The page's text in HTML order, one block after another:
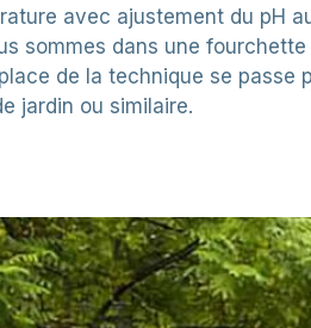
avec ajustement du pH
sommes dans une
de la technique se passe
jardin ou similaire.